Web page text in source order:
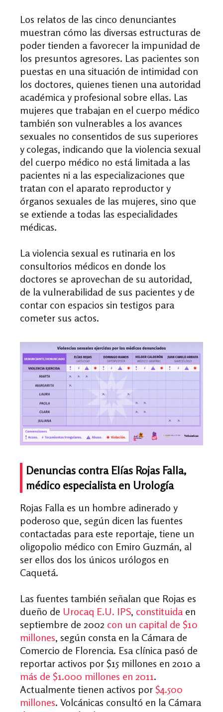
Los relatos de las cinco denunciantes
muestran cómo las diversas estructuras de
poder tienden a favorecer la impunidad de
los presuntos agresores. Las pacientes son
puestas en una situación de intimidad con
los doctores, quienes tienen una autoridad
académica y profesional sobre ellas. Las
mujeres que trabajan en el cuerpo médico
también son vulnerables a los avances
sexuales no consentidos de sus superiores
y colegas, indicando que la violencia sexual
del cuerpo médico no está limitada a las
pacientes ni a las especializaciones que
tratan con el aparato reproductor y
órganos sexuales de las mujeres, sino que
se extiende a todas las especialidades
médicas.
La violencia sexual es rutinaria en los
consultorios médicos en donde los
doctores se aprovechan de su autoridad,
de la vulnerabilidad de sus pacientes y de
contar con espacios sin testigos para
cometer sus actos.
Denuncias contra Elías Rojas Falla,
médico especialista en Urología
Rojas Falla es un hombre adinerado y
poderoso que, según dicen las fuentes
contactadas para este reportaje, tiene un
oligopolio médico con Emiro Guzmán, al
ser ellos dos los únicos urólogos en
Caquetá.
Las fuentes también señalan que Rojas es
dueño de Urocaq E.U. IPS, constituidaen
septiembre de 2002 con un capital de $10
millones, según consta en la Cámara de
Comercio de Florencia. Esa clínica pasó de
reportar activos por $15 millones en 2010 a
más de $1.000 millones en 2011.
Actualmente tienen activos por $4.500
millones. Volcánicas consultó en la Cámara